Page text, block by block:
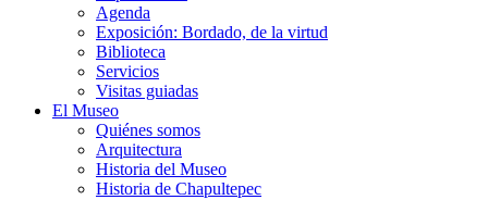
Agenda
Exposición: Bordado, de la virtud
Biblioteca
Servicios
Visitas guiadas
El Museo
Quiénes somos
Arquitectura
Historia del Museo
Historia de Chapultepec